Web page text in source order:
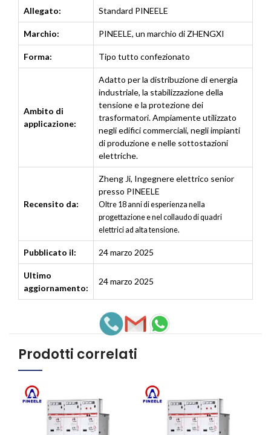
Allegato: Standard PINEELE
Marchio: PINEELE, un marchio di ZHENGXI
Forma: Tipo tutto confezionato
Ambito di
applicazione:
Adatto per la distribuzione di energia
industriale, la stabilizzazione della
tensione e la protezione dei
trasformatori. Ampiamente utilizzato
negli edifici commerciali, negli impianti
di produzione e nelle sottostazioni
elettriche.
Recensito da:
Zheng Ji, Ingegnere elettrico senior
presso PINEELE
Oltre 18 anni di esperienza nella
progettazione e nel collaudo di quadri
elettrici ad alta tensione.
Pubblicato il: 24 marzo 2025
Ultimo
aggiornamento:
24 marzo 2025
Prodotti correlati